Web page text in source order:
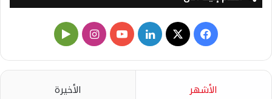
فيسبوك
X لينكدإنيوتيوبانستقرام‏Google
Play
الأشهر الأخيرة